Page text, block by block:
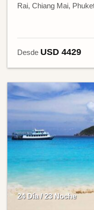
Rai, Chiang Mai,
Desde USD 4429
24 Día / 23 Noche